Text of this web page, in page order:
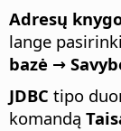
Adresų
lange
bazė →
JDBC tipo
komandą